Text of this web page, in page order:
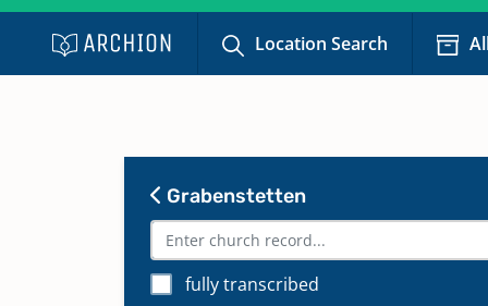
Location Search
Grabenstetten
fully transcribed
Eheregister 1808-1845 Band 8
Familienregister 1808-1842 Band
Familienregister 1843-1896 Band